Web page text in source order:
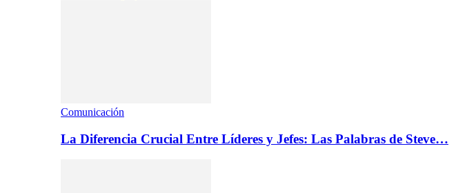
Comunicación
La Diferencia Crucial Entre Líderes y Jefes: Las Palabras de Steve…